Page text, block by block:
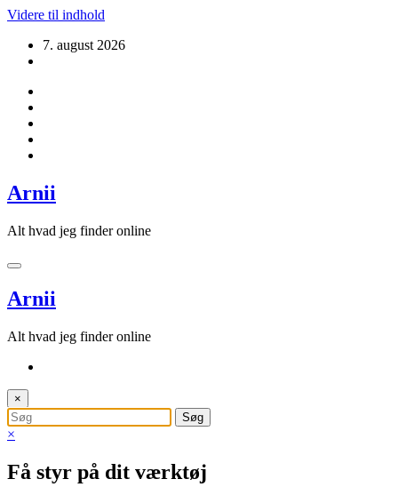
Videre til indhold
7. august 2026
Arnii
Alt hvad jeg finder online
Arnii
Alt hvad jeg finder online
×
×
Få styr på dit værktøj